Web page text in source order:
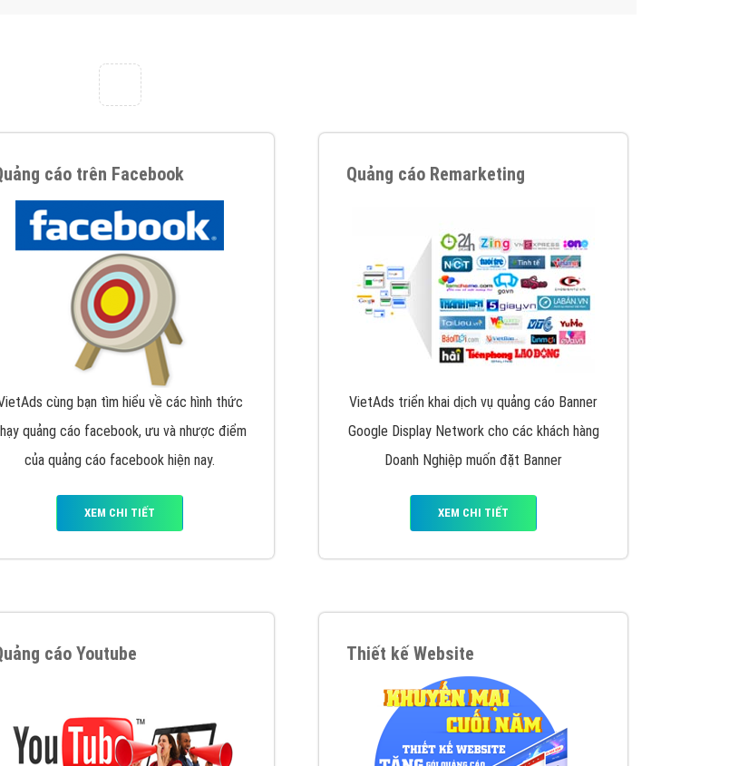
Quảng cáo trên Facebook
VietAds cùng bạn tìm hiểu về các hình thức
chạy quảng cáo facebook, ưu và nhược điểm
của quảng cáo facebook hiện nay.
Quảng cáo Remarketing
VietAds triển khai dịch vụ quảng cáo Banner
Google Display Network cho các khách hàng
Doanh Nghiệp muốn đặt Banner
Quảng cáo Youtube Thiết kế Website